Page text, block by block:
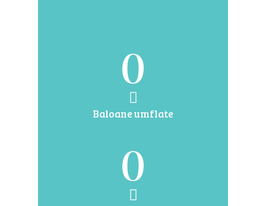
0
Baloane umflate
0